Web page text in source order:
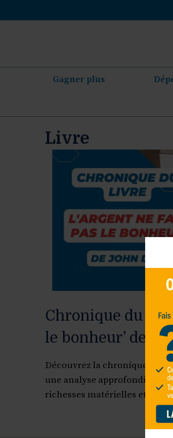
au
Gagner plus
Livre
Chronique du
le bonheur’ de
Découvrez la chronique du
une analyse approfondie sur
richesses matérielles et des